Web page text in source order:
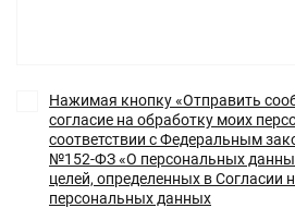
Нажимая кнопку «Отправить
согласие на обработку моих
соответствии с Федеральным
№152-ФЗ «О персональных
целей, определенных в Согласии
персональных данных